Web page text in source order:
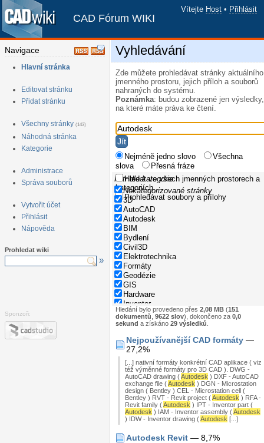
Vítejte Host • Přihlásit
CAD Fórum WIKI
Navigace
Hlavní stránka
Editovat stránku
Přidat stránku
Všechny stránky (143)
Náhodná stránka
Kategorie
Administrace
Správa souborů
Vytvořit účet
Přihlásit
Nápověda
Prohledat wiki
»
Sponzoři:
Vyhledávání
Zde můžete prohledávat stránky aktuálního
jmenného prostoru, jejich příloh a souborů
nahraných do systému.
Poznámka: budou zobrazené jen výsledky,
na které máte práva ke čtení.
Nejméně jedno slovo
Všechna
slova
Přesná fráze
Hledat ve všech jmenných prostorech a
kategoriích
Prohledávat soubory a přílohy
Filtr dle kategorie
Nekategorizované stránky
3D
AutoCAD
Autodesk
BIM
Bydlení
Civil3D
Elektrotechnika
Formáty
Geodézie
GIS
Hardware
Inventor
Nápověda
Normy
Programování
Revit
Správa dat
Stavebnictví
Strojírenství
System
Tipy
Windows
Zkratky
Hledání bylo provedeno přes 2,08 MB (151
dokumentů 9622 slov), dokončeno za 0,0
sekund a získáno 29 výsledků
Nejpoužívanější CAD formáty —
27,2%
[...] nativní formáty konkrétní CAD aplikace ( viz
též výměnné formáty pro 3D CAD ). DWG -
AutoCAD drawing (Autodesk ) DXF - AutoCAD
exchange file (Autodesk ) DGN - Microstation
design ( Bentley ) CEL - Microstation cell (
Bentley ) RVT - Revit project (Autodesk ) RFA -
Revit family (Autodesk ) IPT - Inventor part (
Autodesk ) IAM - Inventor assembly (Autodesk
) IDW - Inventor drawing (Autodesk [...]
Autodesk Revit — 8,7%